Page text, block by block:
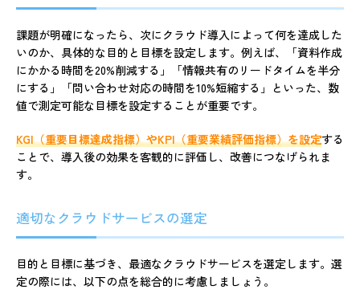
課題が明確になったら、次にクラウド導入によって何を達成した
いのか、具体的な目的と目標を設定します。例えば、「資料作成
にかかる時間を20%削減する」「情報共有のリードタイムを半分
にする」「問い合わせ対応の時間を10%短縮する」といった、数
値で測定可能な目標を設定することが重要です。
KGI（重要目標達成指標）やKPI（重要業績評価指標）を設定する
ことで、導入後の効果を客観的に評価し、改善につなげられま
す。
適切なクラウドサービスの選定
目的と目標に基づき、最適なクラウドサービスを選定します。選
定の際には、以下の点を総合的に考慮しましょう。